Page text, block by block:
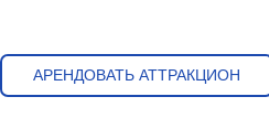
АРЕНДОВАТЬ АТТРАКЦИОН